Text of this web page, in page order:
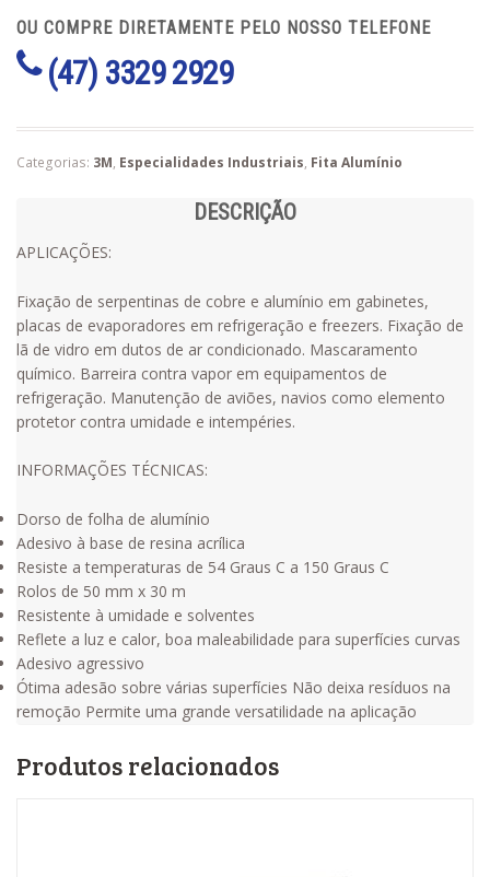
OU COMPRE DIRETAMENTE PELO NOSSO TELEFONE
(47) 3329 2929
Categorias: 3M, Especialidades Industriais, Fita Alumínio
DESCRIÇÃO
APLICAÇÕES:
Fixação de serpentinas de cobre e alumínio em gabinetes,
placas de evaporadores em refrigeração e freezers. Fixação de
lã de vidro em dutos de ar condicionado. Mascaramento
químico. Barreira contra vapor em equipamentos de
refrigeração. Manutenção de aviões, navios como elemento
protetor contra umidade e intempéries.
INFORMAÇÕES TÉCNICAS:
Dorso de folha de alumínio
Adesivo à base de resina acrílica
Resiste a temperaturas de 54 Graus C a 150 Graus C
Rolos de 50 mm x 30 m
Resistente à umidade e solventes
Reflete a luz e calor, boa maleabilidade para superfícies curvas
Adesivo agressivo
Ótima adesão sobre várias superfícies Não deixa resíduos na
remoção Permite uma grande versatilidade na aplicação
Produtos relacionados